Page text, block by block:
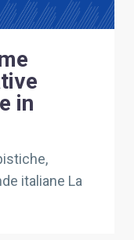
in
italiane La